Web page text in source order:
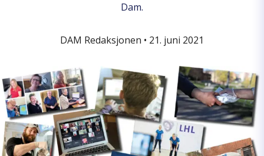
Dam.
DAM Redaksjonen • 21. juni 2021